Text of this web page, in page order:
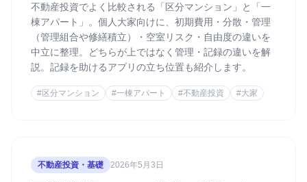
不動産投資でよく比較される「区分マンション」と「一
棟アパート」。個人大家向けに、初期費用・分散・管理
（管理組合や修繕積立）・空室リスク・自由度の違いを
中立に整理。どちらが上ではなく管理・記録の違いを解
説。記録を助けるアプリの立ち位置も紹介します。
#区分マンション #一棟アパート #不動産投資 #大家
不動産投資・基礎 2026年5月3日